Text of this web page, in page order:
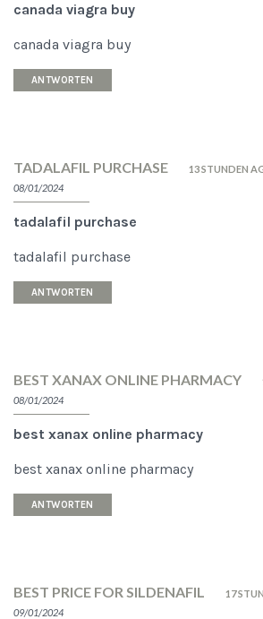
canada viagra buy
canada viagra buy
ANTWORTEN
TADALAFIL PURCHASE
13 STUNDEN
08/01/2024
tadalafil purchase
tadalafil purchase
ANTWORTEN
BEST XANAX ONLINE PHARMACY
08/01/2024
best xanax online pharmacy
best xanax online pharmacy
ANTWORTEN
BEST PRICE FOR SILDENAFIL
17
09/01/2024